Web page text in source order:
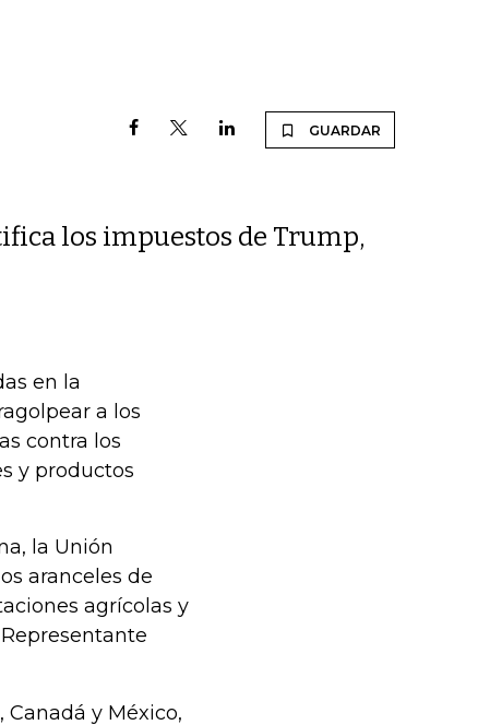
GUARDAR
los impuestos de Trump,
en la
a los
contra los
y productos
la Unión
aranceles de
agrícolas y
y México,